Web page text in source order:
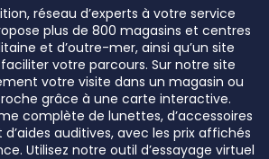
réseau d’experts à votre service
plus de 800 magasins et centres
et d’outre-mer, ainsi qu’un site
votre parcours. Sur notre site
votre visite dans un magasin ou
grâce à une carte interactive.
complète de lunettes, d’accessoires
auditives, avec les prix affichés
Utilisez notre outil d’essayage virtuel